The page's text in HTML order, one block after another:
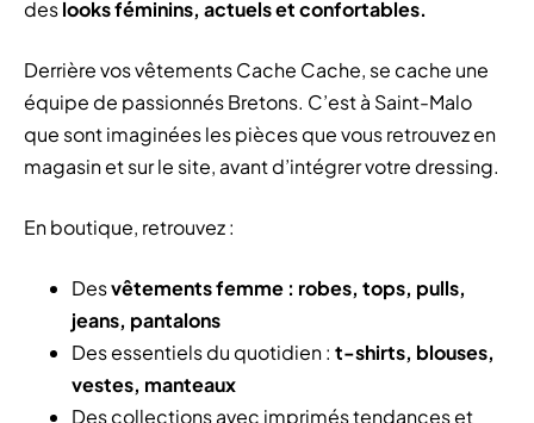
deslooks féminins, actuels et confortables.
Derrière vos vêtements Cache Cache, se cache une
équipe de passionnés Bretons. C’est à Saint-Malo
que sont imaginées les pièces que vous retrouvez en
magasin et sur le site, avant d’intégrer votre dressing.
En boutique, retrouvez :
Desvêtements femme : robes, tops, pulls,
jeans, pantalons
Des essentiels du quotidien : t-shirts, blouses,
vestes, manteaux
Des collections avec imprimés tendances et